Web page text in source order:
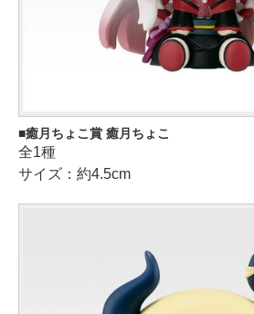
癒月ちょこ賞 癒月ちょこ
全1種
サイズ：約4.5cm